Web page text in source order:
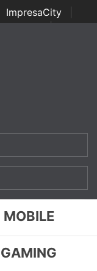
ImpresaCity
Awards | Italian
Awards
MOBILE
GAMING